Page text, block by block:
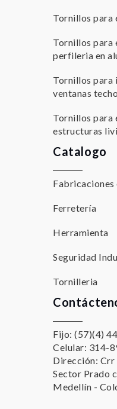
Tornillos para
Tornillos para
perfileria en
Tornillos para
ventanas
Tornillos para
estructuras
Catalogo
Fabricaciones
Ferretería
Herramienta
Seguridad
Tornilleria
Fijo: (57)(4)
Celular: 314-
Dirección: Crr
Sector Prado
Medellín -